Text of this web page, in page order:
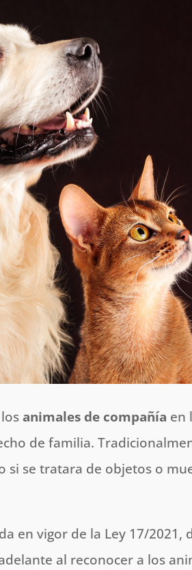
animales de compañía en
de familia.
si se tratara de objetos o
en vigor de la Ley 17/2021,
al reconocer a los